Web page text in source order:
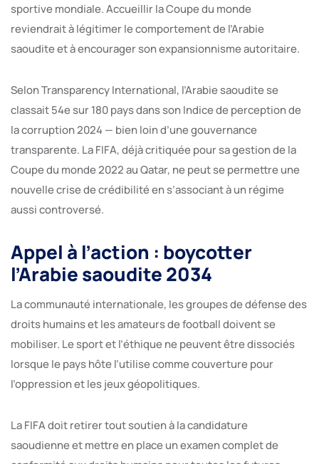
sportive mondiale. Accueillir la Coupe du monde
reviendrait à légitimer le comportement de l’Arabie
saoudite et à encourager son expansionnisme autoritaire.
Selon Transparency International, l’Arabie saoudite se
classait 54e sur 180 pays dans son Indice de perception de
la corruption 2024 — bien loin d’une gouvernance
transparente. La FIFA, déjà critiquée pour sa gestion de la
Coupe du monde 2022 au Qatar, ne peut se permettre une
nouvelle crise de crédibilité en s’associant à un régime
aussi controversé.
Appel à l’action : boycotter
l’Arabie saoudite 2034
La communauté internationale, les groupes de défense des
droits humains et les amateurs de football doivent se
mobiliser. Le sport et l’éthique ne peuvent être dissociés
lorsque le pays hôte l’utilise comme couverture pour
l’oppression et les jeux géopolitiques.
La FIFA doit retirer tout soutien à la candidature
saoudienne et mettre en place un examen complet de